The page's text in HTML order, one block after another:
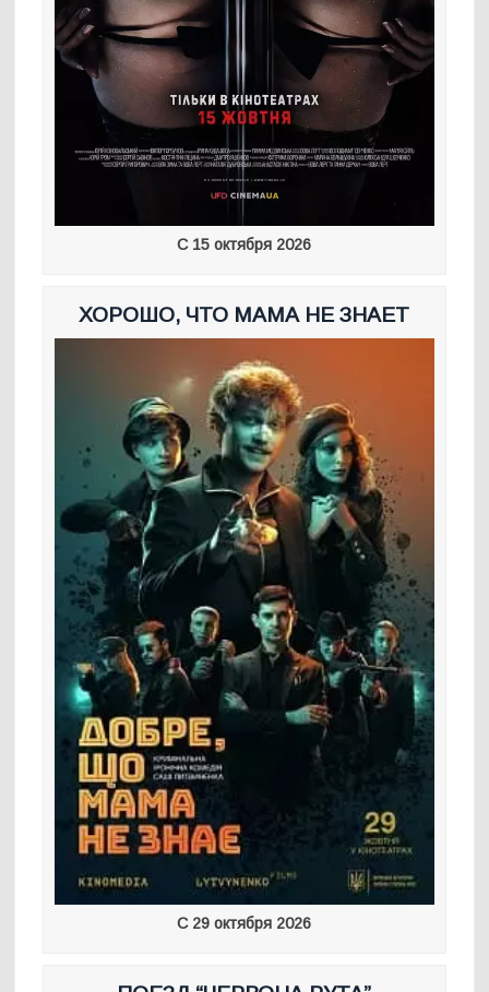
С 15 октября 2026
ХОРОШО, ЧТО МАМА НЕ ЗНАЕТ
С 29 октября 2026